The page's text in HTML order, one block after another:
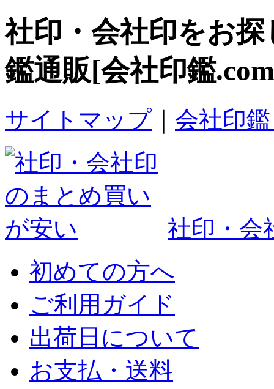
社印・会社印をお
鑑通販[会社印鑑
サイトマップ 会社印
社印・会
初めての方へ
ご利用ガイド
出荷日について
お支払・送料